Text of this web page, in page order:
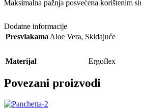
Maksimalna pažnja posvećena korištenim
Dodatne informacije
Presvlakama Aloe Vera, Skidajuće
Materijal Ergoflex
Povezani proizvodi